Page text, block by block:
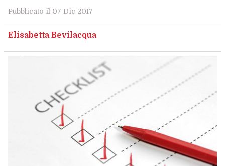
Pubblicato il 07 Dic 2017
Elisabetta Bevilacqua